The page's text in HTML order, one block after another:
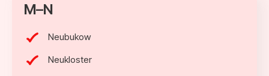
M–N
Neubukow
Neukloster